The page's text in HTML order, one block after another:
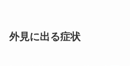
外見に出る症状